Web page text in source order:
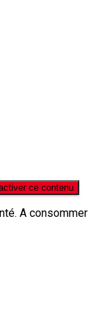
ce contenu
A consommer